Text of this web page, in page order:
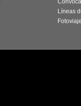
Líneas